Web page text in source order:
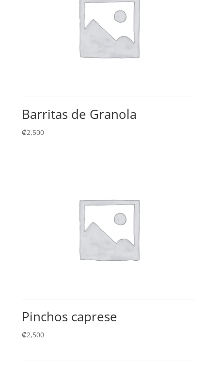
Barritas de Granola
₡2,500
Pinchos caprese
₡2,500